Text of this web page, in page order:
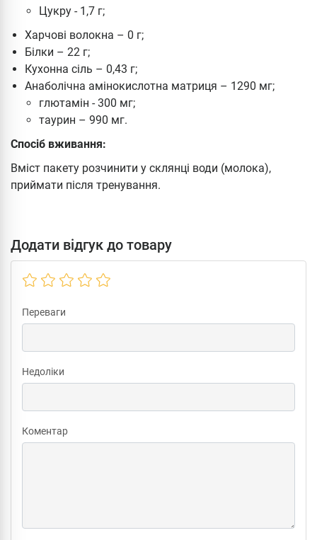
Цукру - 1,7 г;
Харчові волокна – 0 г;
Білки – 22 г;
Кухонна сіль – 0,43 г;
Анаболічна амінокислотна матриця – 1290 мг;
глютамін - 300 мг;
таурин – 990 мг.
Спосіб вживання:
Вміст пакету розчинити у склянці води (молока),
приймати після тренування.
Додати відгук до товару
Переваги
Недоліки
Коментар